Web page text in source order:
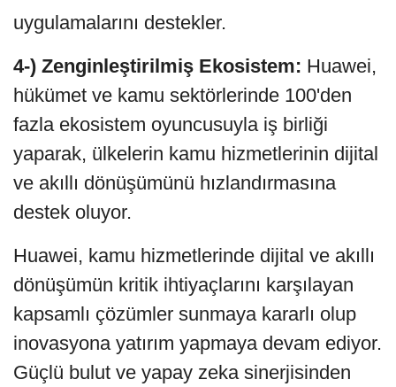
uygulamalarını destekler.
4-) Zenginleştirilmiş Ekosistem: Huawei,
hükümet ve kamu sektörlerinde 100'den
fazla ekosistem oyuncusuyla iş birliği
yaparak, ülkelerin kamu hizmetlerinin dijital
ve akıllı dönüşümünü hızlandırmasına
destek oluyor.
Huawei, kamu hizmetlerinde dijital ve akıllı
dönüşümün kritik ihtiyaçlarını karşılayan
kapsamlı çözümler sunmaya kararlı olup
inovasyona yatırım yapmaya devam ediyor.
Güçlü bulut ve yapay zeka sinerjisinden